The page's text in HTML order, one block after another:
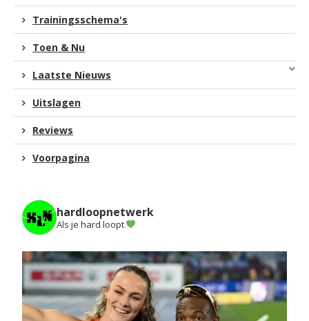
Trainingsschema's
Toen & Nu
Laatste Nieuws
Uitslagen
Reviews
Voorpagina
hardloopnetwerk
Als je hard loopt